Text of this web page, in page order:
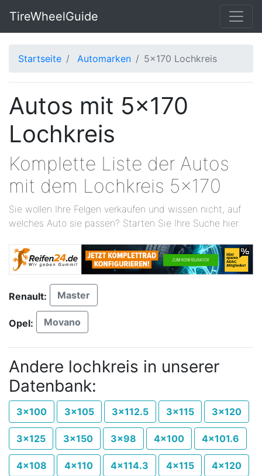
TireWheelGuide
Startseite Automarken 5x170 Lochkreis
Autos mit 5x170
Lochkreis
Komplette Liste der Autos
mit dem Lochkreis 5x170
Sie wollen Ihre Felgen verkaufen und wissen nicht, auf
welches Auto sie passen? Starten Sie Ihre Suche hier:
Renault: Master
Opel: Movano
Andere lochkreis in unserer
Datenbank:
3x100 3x105 3x112.5 3x115 3x120
3x125 3x150 3x98 4x100 4x101.6
4x108 4x110 4x114.3 4x115 4x120